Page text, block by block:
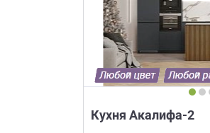
Кухня Акалифа-2